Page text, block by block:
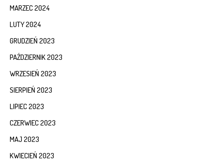
MARZEC 2024
LUTY 2024
GRUDZIEŃ 2023
PAŹDZIERNIK 2023
WRZESIEŃ 2023
SIERPIEŃ 2023
LIPIEC 2023
CZERWIEC 2023
MAJ 2023
KWIECIEŃ 2023